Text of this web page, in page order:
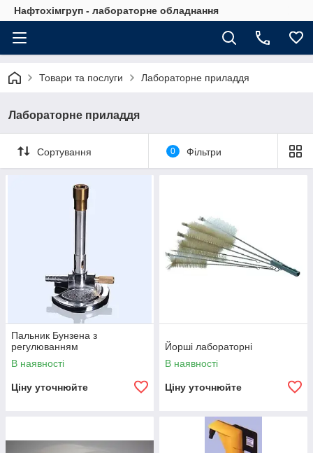
Нафтохімгруп - лабораторне обладнання
Товари та послуги Лабораторне приладдя
Лабораторне приладдя
Сортування 0 Фільтри
Пальник Бунзена з
регулюванням
В наявності
Ціну уточнюйте
Йорші лабораторні
В наявності
Ціну уточнюйте